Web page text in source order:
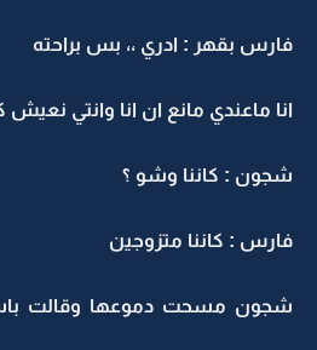
بقهر : ادري ،، بس براحته
ماعندي مانع ان انا وانتي نعيش
: كاننا وشو ؟
: كاننا متزوجين
مسحت دموعها وقالت